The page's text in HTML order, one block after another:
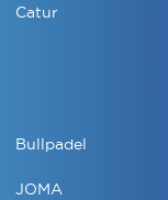
Catur
Bullpadel
JOMA